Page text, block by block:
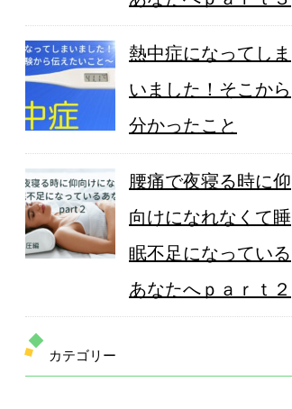
熱中症になってしま
いました！そこから
分かったこと
腰痛で夜寝る時に仰
向けになれなくて睡
眠不足になっている
あなたへｐａｒｔ２
カテゴリー